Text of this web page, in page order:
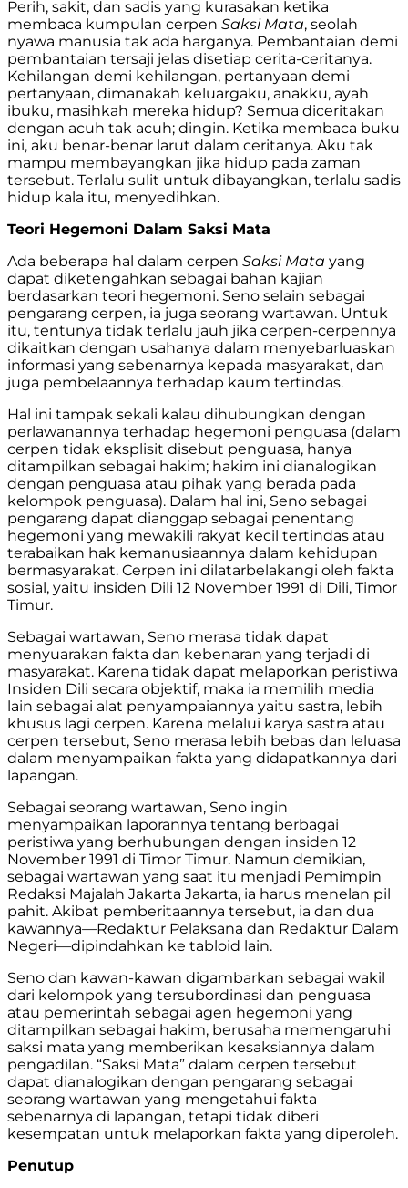
Perih, sakit, dan sadis yang kurasakan ketika
membaca kumpulan cerpen Saksi Mata, seolah
nyawa manusia tak ada harganya. Pembantaian demi
pembantaian tersaji jelas disetiap cerita-ceritanya.
Kehilangan demi kehilangan, pertanyaan demi
pertanyaan, dimanakah keluargaku, anakku, ayah
ibuku, masihkah mereka hidup? Semua diceritakan
dengan acuh tak acuh; dingin. Ketika membaca buku
ini, aku benar-benar larut dalam ceritanya. Aku tak
mampu membayangkan jika hidup pada zaman
tersebut. Terlalu sulit untuk dibayangkan, terlalu sadis
hidup kala itu, menyedihkan.
Teori Hegemoni Dalam Saksi Mata
Ada beberapa hal dalam cerpen Saksi Mata yang
dapat diketengahkan sebagai bahan kajian
berdasarkan teori hegemoni. Seno selain sebagai
pengarang cerpen, ia juga seorang wartawan. Untuk
itu, tentunya tidak terlalu jauh jika cerpen-cerpennya
dikaitkan dengan usahanya dalam menyebarluaskan
informasi yang sebenarnya kepada masyarakat, dan
juga pembelaannya terhadap kaum tertindas.
Hal ini tampak sekali kalau dihubungkan dengan
perlawanannya terhadap hegemoni penguasa (dalam
cerpen tidak eksplisit disebut penguasa, hanya
ditampilkan sebagai hakim; hakim ini dianalogikan
dengan penguasa atau pihak yang berada pada
kelompok penguasa). Dalam hal ini, Seno sebagai
pengarang dapat dianggap sebagai penentang
hegemoni yang mewakili rakyat kecil tertindas atau
terabaikan hak kemanusiaannya dalam kehidupan
bermasyarakat. Cerpen ini dilatarbelakangi oleh fakta
sosial, yaitu insiden Dili 12 November 1991 di Dili, Timor
Timur.
Sebagai wartawan, Seno merasa tidak dapat
menyuarakan fakta dan kebenaran yang terjadi di
masyarakat. Karena tidak dapat melaporkan peristiwa
Insiden Dili secara objektif, maka ia memilih media
lain sebagai alat penyampaiannya yaitu sastra, lebih
khusus lagi cerpen. Karena melalui karya sastra atau
cerpen tersebut, Seno merasa lebih bebas dan leluasa
dalam menyampaikan fakta yang didapatkannya dari
lapangan.
Sebagai seorang wartawan, Seno ingin
menyampaikan laporannya tentang berbagai
peristiwa yang berhubungan dengan insiden 12
November 1991 di Timor Timur. Namun demikian,
sebagai wartawan yang saat itu menjadi Pemimpin
Redaksi Majalah Jakarta Jakarta, ia harus menelan pil
pahit. Akibat pemberitaannya tersebut, ia dan dua
kawannya—Redaktur Pelaksana dan Redaktur Dalam
Negeri—dipindahkan ke tabloid lain.
Seno dan kawan-kawan digambarkan sebagai wakil
dari kelompok yang tersubordinasi dan penguasa
atau pemerintah sebagai agen hegemoni yang
ditampilkan sebagai hakim, berusaha memengaruhi
saksi mata yang memberikan kesaksiannya dalam
pengadilan. “Saksi Mata” dalam cerpen tersebut
dapat dianalogikan dengan pengarang sebagai
seorang wartawan yang mengetahui fakta
sebenarnya di lapangan, tetapi tidak diberi
kesempatan untuk melaporkan fakta yang diperoleh.
Penutup